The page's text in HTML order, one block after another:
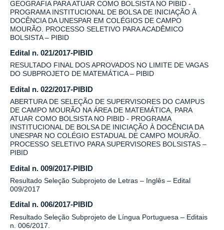
GEOGRAFIA PARA ATUAR COMO BOLSISTA NO PIBID -
PROGRAMA INSTITUCIONAL DE BOLSA DE INICIAÇÃO À
DOCÊNCIA DA UNESPAR EM COLÉGIOS DE CAMPO
MOURÃO. PROCESSO SELETIVO PARA ACADÊMICO
BOLSISTA – PIBID
Edital n. 021/2017-PIBID
RESULTADO FINAL DOS APROVADOS NO LIMITE DE VAGAS
DO SUBPROJETO DE MATEMÁTICA – PIBID
Edital n. 022/2017-PIBID
ABERTURA DE SELEÇÃO DE SUPERVISORES DO CAMPUS
DE CAMPO MOURÃO NA ÁREA DE MATEMÁTICA, PARA
ATUAR COMO BOLSISTA NO PIBID - PROGRAMA
INSTITUCIONAL DE BOLSA DE INICIAÇÃO À DOCÊNCIA DA
UNESPAR NO COLÉGIO ESTADUAL DE CAMPO MOURÃO.
PROCESSO SELETIVO PARA SUPERVISORES BOLSISTAS –
PIBID
Edital n. 009/2017-PIBID
Resultado Seleção Subprojeto de Letras – Inglês – Edital
009/2017
Edital n. 006/2017-PIBID
Resultado Seleção Subprojeto de Língua Portuguesa – Editais
n. 006/2017.